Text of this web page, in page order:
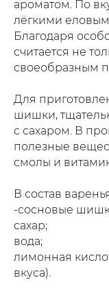
ароматом. По
лёгкими
Благодаря
считается не
своеобразным
Для
шишки,
с сахаром. В
полезные
смолы и
В состав
-сосновые
сахар;
вода;
лимонная
вкуса).